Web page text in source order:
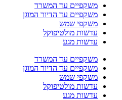
משקפיים עד המשרד
משקפיים עד הדיור המוגן
משקפי שמש
עדשות מולטיפוקל
עדשות מגע
משקפיים עד המשרד
משקפיים עד הדיור המוגן
משקפי שמש
עדשות מולטיפוקל
עדשות מגע